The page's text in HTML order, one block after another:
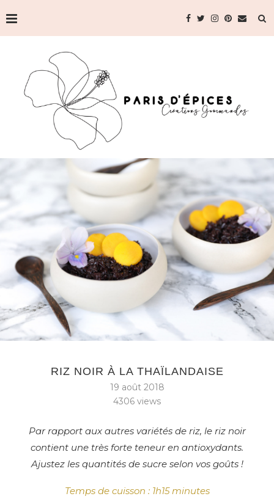
RIZ NOIR À LA THAÏLANDAISE
19 août 2018
4306 views
Par rapport aux autres variétés de riz, le riz noir
contient une très forte teneur en antioxydants.
Ajustez les quantités de sucre selon vos goûts !
Temps de cuisson : 1h15 minutes